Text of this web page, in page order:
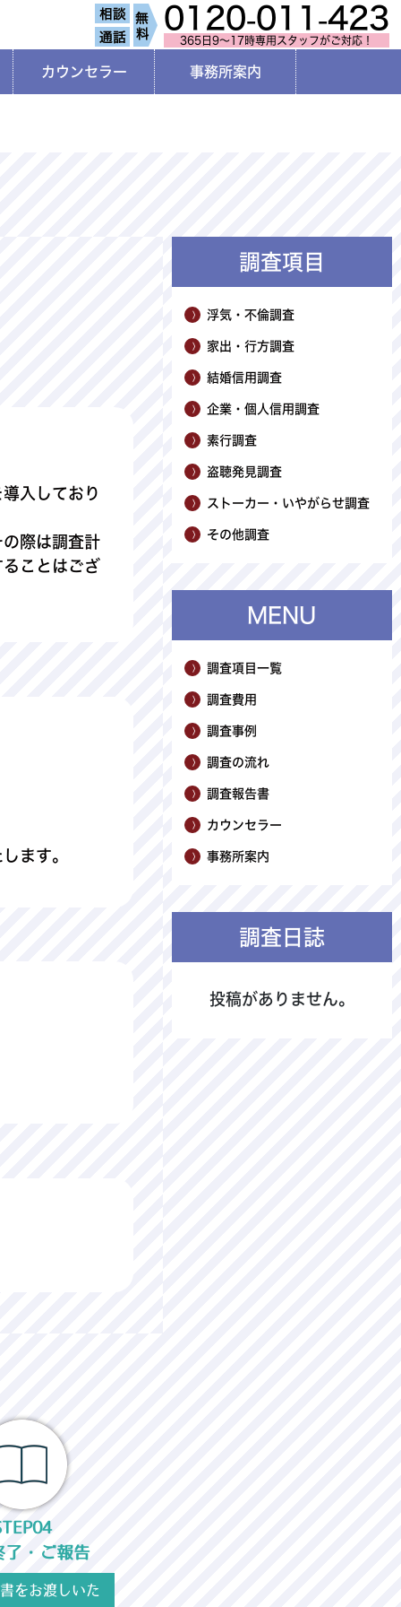
0120-011-423
365日9～17時専用スタッフがご対応！
カウンセラー 事務所案内
入しており
際は調査計
ことはござ
ます。
了・ご報告
をお渡しいた
調査項目
浮気・不倫調査
家出・行方調査
結婚信用調査
企業・個人信用調査
素行調査
盗聴発見調査
ストーカー・いやがらせ調査
その他調査
MENU
調査項目一覧
調査費用
調査事例
調査の流れ
調査報告書
カウンセラー
事務所案内
調査日誌
投稿がありません。